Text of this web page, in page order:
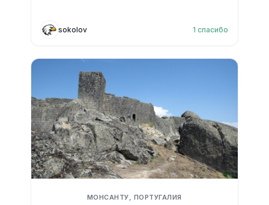
sokolov 1 спасибо
МОНСАНТУ, ПОРТУГАЛИЯ